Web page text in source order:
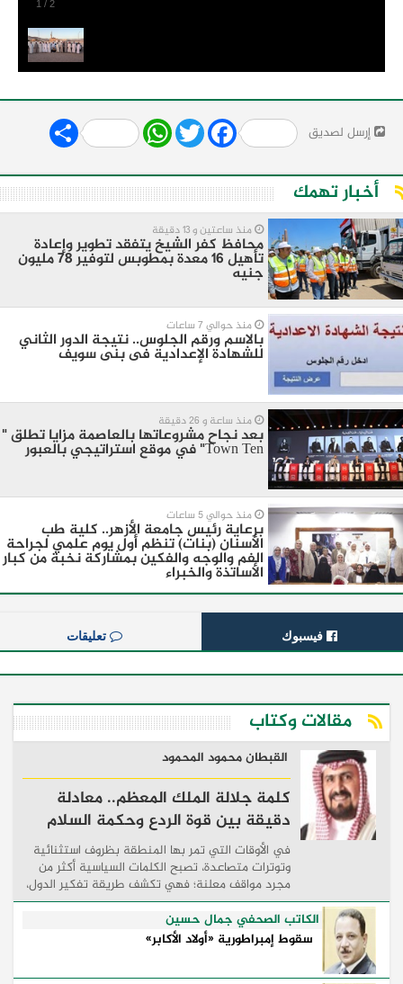
1 / 2
إرسل لصديق Share WhatsApp
Twitter Facebook
أخبار تهمك
منذ ساعتين و 13 دقيقة
محافظ كفر الشيخ يتفقد تطوير وإعادة
تأهيل 16 معدة بمطوبس لتوفير 78 مليون
جنيه
منذ حوالي 7 ساعات
بالاسم ورقم الجلوس.. نتيجة الدور الثاني
للشهادة الإعدادية فى بنى سويف
منذ ساعة و 26 دقيقة
بعد نجاح مشروعاتها بالعاصمة مزايا تطلق "
Town Ten" في موقع استراتيجي بالعبور
منذ حوالي 5 ساعات
برعاية رئيس جامعة الأزهر.. كلية طب
الأسنان (بنات) تنظم أول يوم علمي لجراحة
الفم والوجه والفكين بمشاركة نخبة من كبار
الأساتذة والخبراء
فيسبوك تعليقات
مقالات وكتاب
القبطان محمود المحمود
كلمة جلالة الملك المعظم.. معادلة
دقيقة بين قوة الردع وحكمة السلام
في الأوقات التي تمر بها المنطقة بظروف استثنائية
وتوترات متصاعدة، تصبح الكلمات السياسية أكثر من
مجرد مواقف معلنة؛ فهي تكشف طريقة تفكير الدول،
وكيفية إدارتها للأزمات، والحدود التي تفصل بين القوة
...
الكاتب الصحفي جمال حسين
سقوط إمبراطورية «أولاد الأكابر»